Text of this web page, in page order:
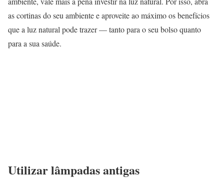
as cortinas do seu ambiente e aproveite ao máximo os benefícios
que a luz natural pode trazer — tanto para o seu bolso quanto
para a sua saúde.
Utilizar lâmpadas antigas